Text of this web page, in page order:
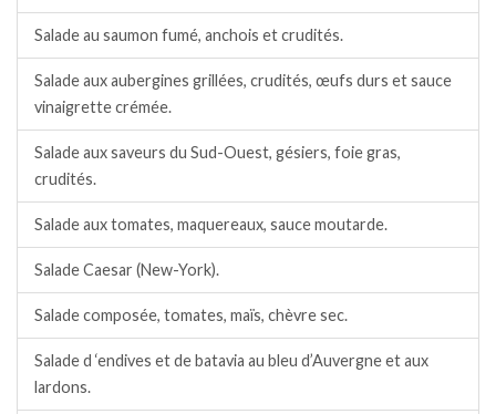
Salade au saumon fumé, anchois et crudités.
Salade aux aubergines grillées, crudités, œufs durs et sauce
vinaigrette crémée.
Salade aux saveurs du Sud-Ouest, gésiers, foie gras,
crudités.
Salade aux tomates, maquereaux, sauce moutarde.
Salade Caesar (New-York).
Salade composée, tomates, maïs, chèvre sec.
Salade d ‘endives et de batavia au bleu d’Auvergne et aux
lardons.